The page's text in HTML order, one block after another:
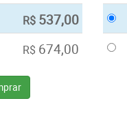
R$ 537,00
R$ 674,00